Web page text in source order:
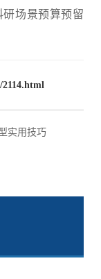
场景预算预留
2114.html
实用技巧